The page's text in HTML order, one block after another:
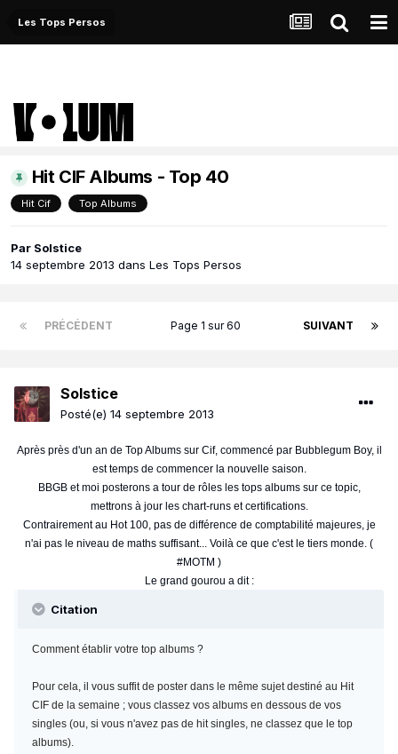
Les Tops Persos
Hit CIF Albums - Top 40
Hit Cif Top Albums
Par Solstice
14 septembre 2013 dans Les Tops Persos
PRÉCÉDENT SUIVANT
Page 1 sur 60
Solstice
Posté(e) 14 septembre 2013
Après près d'un an de Top Albums sur Cif, commencé par Bubblegum Boy, il
est temps de commencer la nouvelle saison.
BBGB et moi posterons a tour de rôles les tops albums sur ce topic,
mettrons à jour les chart-runs et certifications.
Contrairement au Hot 100, pas de différence de comptabilité majeures, je
n'ai pas le niveau de maths suffisant... Voilà ce que c'est le tiers monde. (
#MOTM )
Le grand gourou a dit :
Citation
Comment établir votre top albums ?
Pour cela, il vous suffit de poster dans le même sujet destiné au Hit
CIF de la semaine ; vous classez vos albums en dessous de vos
singles (ou, si vous n'avez pas de hit singles, ne classez que le top
albums).